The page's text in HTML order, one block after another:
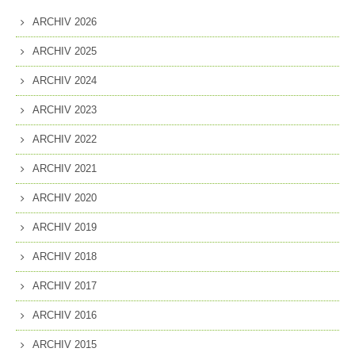
ARCHIV 2026
ARCHIV 2025
ARCHIV 2024
ARCHIV 2023
ARCHIV 2022
ARCHIV 2021
ARCHIV 2020
ARCHIV 2019
ARCHIV 2018
ARCHIV 2017
ARCHIV 2016
ARCHIV 2015